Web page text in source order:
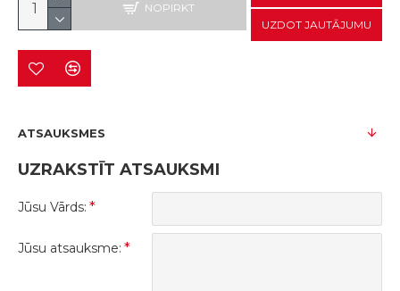
NOPIRKT
UZDOT JAUTĀJUMU
ATSAUKSMES
UZRAKSTĪT ATSAUKSMI
Jūsu Vārds:
Jūsu atsauksme: